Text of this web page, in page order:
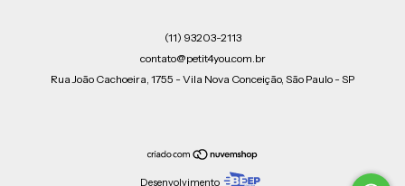
(11) 93203-2113
contato@petit4you.com.br
Rua João Cachoeira, 1755 - Vila Nova Conceição, São Paulo - SP
Desenvolvimento